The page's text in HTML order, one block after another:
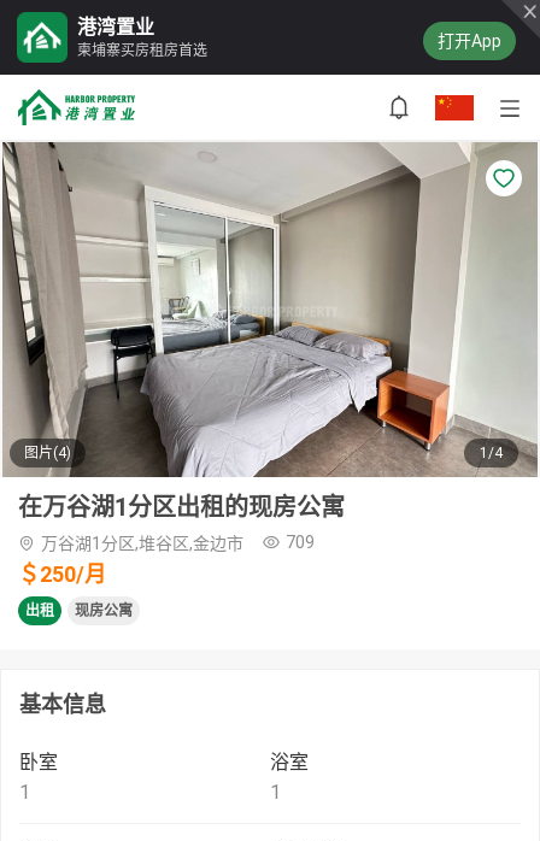
港湾置业
柬埔寨买房租房首选 打开App
图片(4) 1/4
在万谷湖1分区出租的现房公寓
万谷湖1分区,堆谷区,金边市 709
＄250/月
出租 现房公寓
基本信息
卧室
1
浴室
1